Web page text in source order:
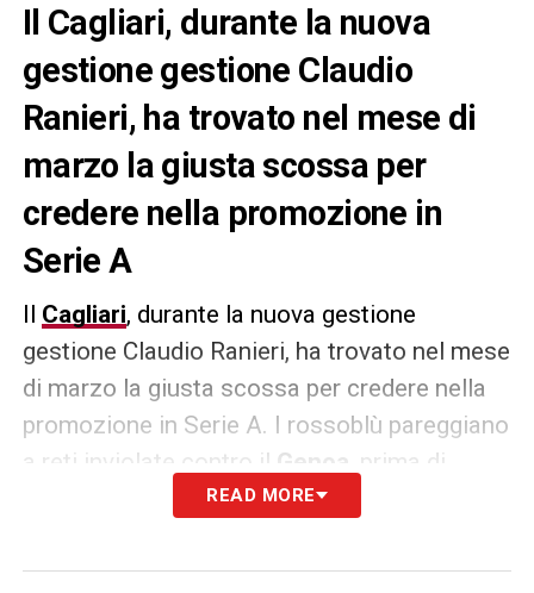
Il Cagliari, durante la nuova
gestione gestione Claudio
Ranieri, ha trovato nel mese di
marzo la giusta scossa per
credere nella promozione in
Serie A
Il Cagliari, durante la nuova gestione
gestione Claudio Ranieri, ha trovato nel mese
di marzo la giusta scossa per credere nella
promozione in Serie A. I rossoblù pareggiano
a reti inviolate contro il Genoa
, prima di
ottenere un altro pareggio sul campo del
due vittorie che suscitano nell’ambiente
READ MORE